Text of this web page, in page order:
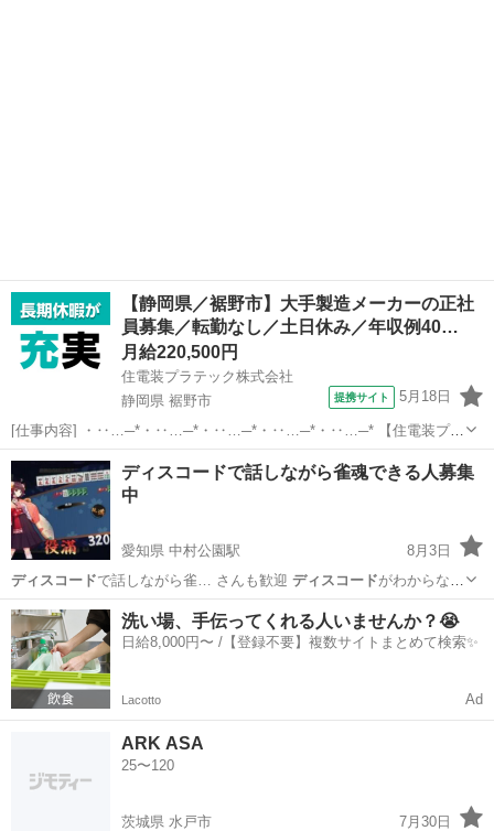
【静岡県／裾野市】大手製造メーカーの正社
員募集／転勤なし／土日休み／年収例40…
月給220,500円
住電装プラテック株式会社
静岡県 裾野市
提携サイト 5月18日
[仕事内容] ・‥…─*・‥…─*・‥…─*・‥…─*・‥…─* 【住電装プラ
テック株式会社】 当社では、 自動車の情報を伝達する重要な役割を果
たしている、 ワイヤーハーネスの配線の分岐や接続を担うコネクタの
製造を成形・プ...
静岡 裾野市
ディスコードで話しながら雀魂できる人募集
中
愛知県 中村公園駅
8月3日
ディスコードで話しながら雀… さんも歓迎 ディスコードがわからない
場…
愛知 名古屋市 中村公園駅 ゲーム/アプリ ディスコード
洗い場、手伝ってくれる人いませんか？😭
日給8,000円〜 /【登録不要】複数サイトまとめて検索✨
Lacotto Ad
ARK ASA
25〜120
茨城県 水戸市
7月30日